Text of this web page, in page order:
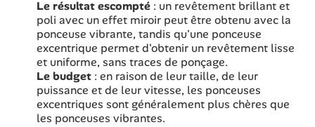
Le résultat escompté : un revêtement brillant et
poli avec un effet miroir peut être obtenu avec la
ponceuse vibrante, tandis qu'une ponceuse
excentrique permet d'obtenir un revêtement lisse
et uniforme, sans traces de ponçage.
Le budget : en raison de leur taille, de leur
puissance et de leur vitesse, les ponceuses
excentriques sont généralement plus chères que
les ponceuses vibrantes.